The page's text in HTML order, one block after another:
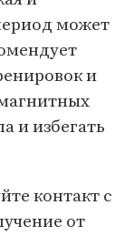
может
и
и избегать
контакт с
от